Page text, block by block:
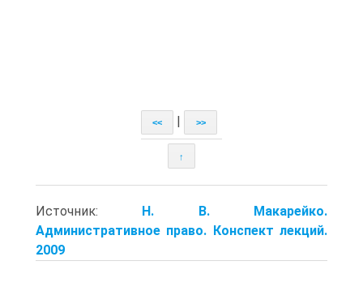
<< >>
↑
Источник: Н. В. Макарейко.
Административное право. Конспект лекций.
2009